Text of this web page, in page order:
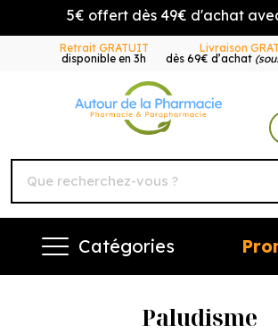
5€ offert dès 49€ d'achat avec le
Retrait GRATUIT
disponible en 3h
Livraison
dès 69€ d’achat
Autour
Catégories
Paludisme